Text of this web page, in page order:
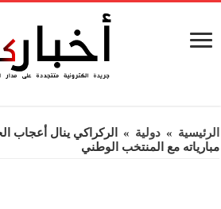
الرئيسية » دولية »
الركراكي ينال أعجاب
مبارياته مع المنتخب الوطني